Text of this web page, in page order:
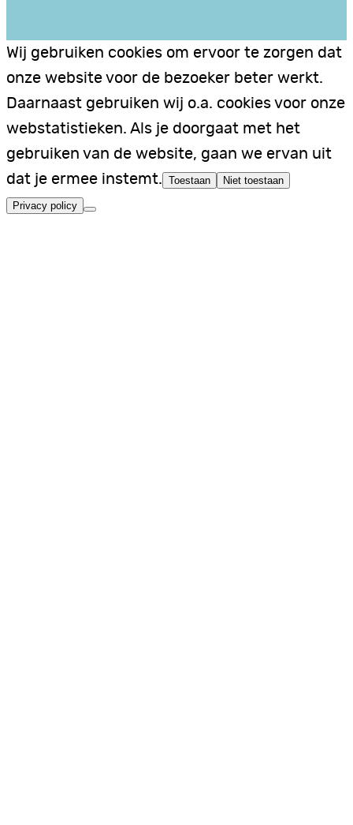
Wij gebruiken cookies om ervoor te zorgen dat
onze website voor de bezoeker beter werkt.
Daarnaast gebruiken wij o.a. cookies voor onze
webstatistieken. Als je doorgaat met het
gebruiken van de website, gaan we ervan uit
dat je ermee instemt. Toestaan Niet toestaan
Privacy policy